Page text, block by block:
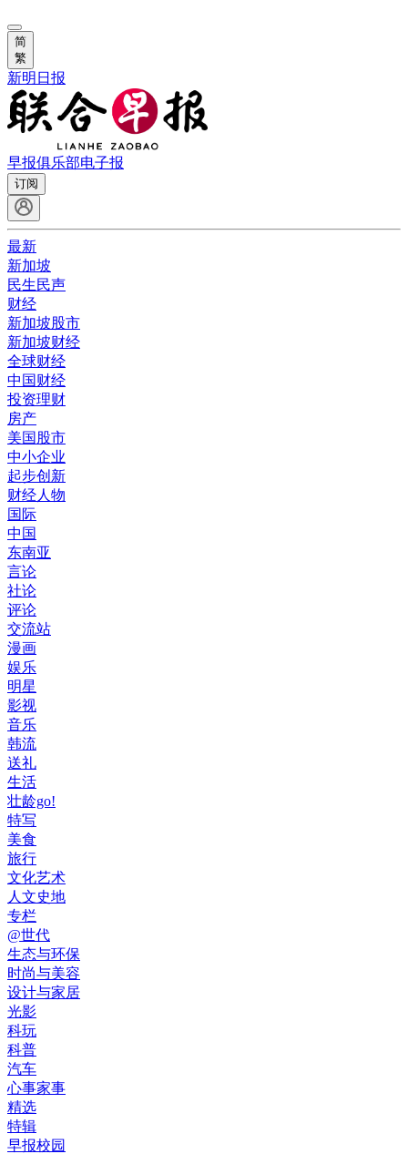
简
繁
新明日报
早报俱乐部电子报
订阅
最新
新加坡
民生民声
财经
新加坡股市
新加坡财经
全球财经
中国财经
投资理财
房产
美国股市
中小企业
起步创新
财经人物
国际
中国
东南亚
言论
社论
评论
交流站
漫画
娱乐
明星
影视
音乐
韩流
送礼
生活
壮龄go!
特写
美食
旅行
文化艺术
人文史地
专栏
@世代
生态与环保
时尚与美容
设计与家居
光影
科玩
科普
汽车
心事家事
精选
特辑
早报校园